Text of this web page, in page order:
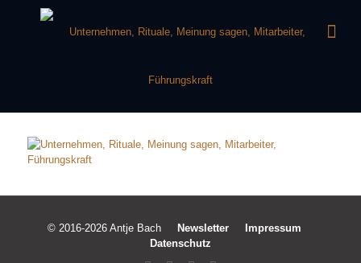
© 2016-2026 Antje Bach Newsletter
Impressum
Datenschutz